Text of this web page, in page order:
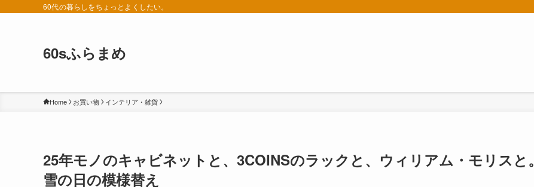
60代の暮らしをちょっとよくしたい。
60sふらまめ
Home お買い物 インテリア・雑貨
25年モノのキャビネットと、3COINSのラックと、ウィリアム・モリスと。
雪の日の模様替え